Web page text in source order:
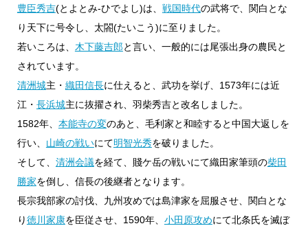
豊臣秀吉(とよとみ-ひでよし)は、 戦国時代の武将で、関白とな
り天下に号令し、太閤(たいこう)に至りました。
若いころは、 木下藤吉郎と言い、一般的には尾張出身の農民と
されています。
清洲城主・ 織田信長に仕えると、武功を挙げ、1573年には近
江・ 長浜城主に抜擢され、羽柴秀吉と改名しました。
1582年、 本能寺の変のあと、毛利家と和睦すると中国大返しを
行い、 山崎の戦いにて明智光秀を破りました。
そして、 清洲会議を経て、賤ケ岳の戦いにて織田家筆頭の柴田
勝家を倒し、信長の後継者となります。
長宗我部家の討伐、九州攻めでは島津家を屈服させ、関白とな
り徳川家康を臣従させ、1590年、 小田原攻めにて北条氏を滅ぼ